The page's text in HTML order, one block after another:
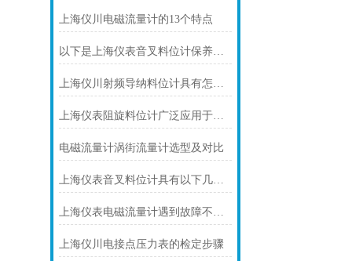
上海仪川电磁流量计的13个特点
以下是上海仪表音叉料位计保养的技巧
上海仪川射频导纳料位计具有怎样的特点呢？
上海仪表阻旋料位计广泛应用于多个工业领域
电磁流量计涡街流量计选型及对比
上海仪表音叉料位计具有以下几个主要的用途
上海仪表电磁流量计遇到故障不要慌！先看下文
上海仪川电接点压力表的检定步骤